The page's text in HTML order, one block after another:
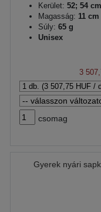
Kerület: 52; 54 cm
Magasság: 11 cm
Súly: 65 g
Unisex
3
csomag
Gyerek nyári